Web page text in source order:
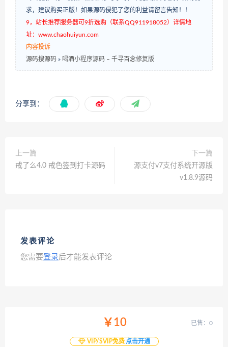
求，建议购买正版！如果源码侵犯了您的利益请留言告知！！
9，站长推荐服务器可9折选购（联系QQ911918052）详情地
址：www.chaohuiyun.com
内容投诉
源码搜源码 » 喝酒小程序源码 – 千寻百念修复版
分享到：
上一篇
戒了么4.0 戒色签到打卡源码
下一篇
源支付v7支付系统开源版
v1.8.9源码
发表评论
您需要登录后才能发表评论
￥10
VIP/SVIP免费 点击开通
已售：0